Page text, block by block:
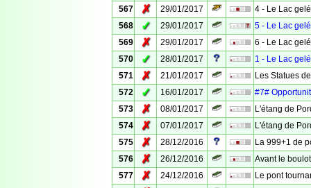
567
✗ 29/01/2017
4 - Le Lac
568
✓ 29/01/2017
5 - Le Lac
569
✗ 29/01/2017
6 - Le Lac
570
✓ 28/01/2017
1 - Le Lac
571
✗ 21/01/2017
Les Statues
572
✓ 16/01/2017
#7#
573
✗ 08/01/2017
L'étang de
574
✗ 07/01/2017
L'étang de
575
✗ 28/12/2016
La 999+1 de
576
✗ 26/12/2016
Avant le boulot
577
✗ 24/12/2016
Le pont